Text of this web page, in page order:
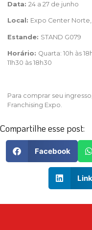
Data: 24 a 27 de junho
Local: Expo Center
Estande: STAND G079
Horário: Quarta: 10h às
11h30 às 18h30
Para comprar seu
Franchising Expo.
Compartilhe esse post:
Facebook